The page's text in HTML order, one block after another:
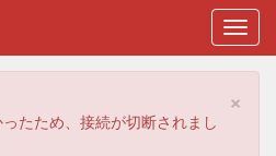
×
たため、接続が切断されまし